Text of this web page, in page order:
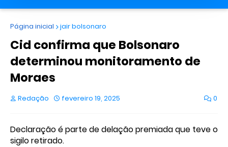
Página inicial jair bolsonaro
Cid confirma que Bolsonaro
determinou monitoramento de
Moraes
Redação fevereiro 19, 2025 0
Declaração é parte de delação premiada que teve o
sigilo retirado.